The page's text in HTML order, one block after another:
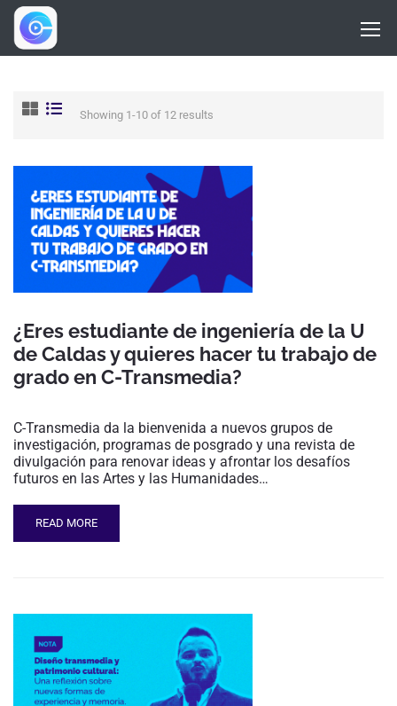
Showing 1-10 of 12 results
¿Eres estudiante de ingeniería de la U
de Caldas y quieres hacer tu trabajo de
grado en C-Transmedia?
C-Transmedia da la bienvenida a nuevos grupos de
investigación, programas de posgrado y una revista de
divulgación para renovar ideas y afrontar los desafíos
futuros en las Artes y las Humanidades…
READ MORE